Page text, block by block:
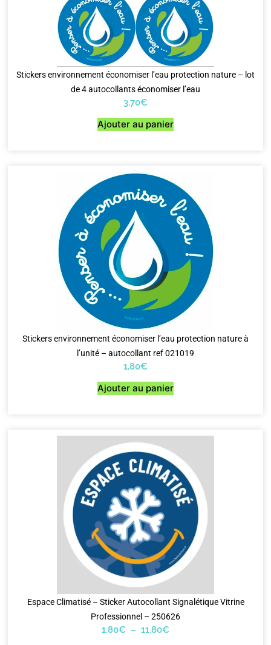
Stickers environnement économiser l’eau protection nature – lot
de 4 autocollants économiser l’eau
3,70€
Ajouter au panier
Stickers environnement économiser l’eau protection nature à
l’unité – autocollant ref 021019
1,80€
Ajouter au panier
Espace Climatisé – Sticker Autocollant Signalétique Vitrine
Professionnel – 250626
1,80€ – 11,80€